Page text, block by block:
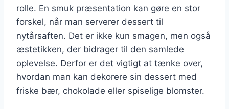
rolle. En smuk præsentation kan gøre en stor
forskel, når man serverer dessert til
nytårsaften. Det er ikke kun smagen, men også
æstetikken, der bidrager til den samlede
oplevelse. Derfor er det vigtigt at tænke over,
hvordan man kan dekorere sin dessert med
friske bær, chokolade eller spiselige blomster.